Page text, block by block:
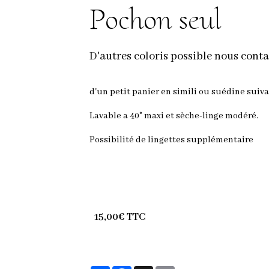
Pochon seul
D'autres coloris possible nous
d'un petit panier en simili ou suédine
Lavable a 40° maxi et sèche-linge modéré.
Possibilité de lingettes supplémentaire
15,00€ TTC